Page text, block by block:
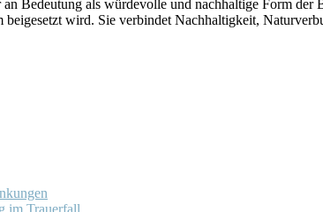
Bedeutung als würdevolle und nachhaltige Form der
beigesetzt wird. Sie verbindet Nachhaltigkeit,
im Trauerfall